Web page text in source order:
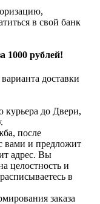
в свой банк
1000 рублей!
доставки
курьера до Двери,
после
вами и предложит
адрес. Вы
целостность и
в
заказа